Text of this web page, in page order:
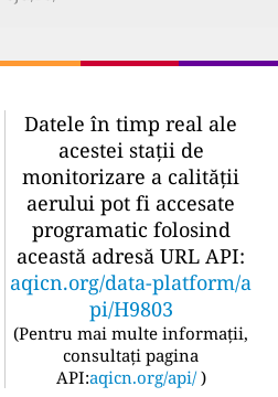
Datele în timp real ale
acestei stații de
monitorizare a calității
aerului pot fi accesate
programatic folosind
această adresă URL API:
aqicn.org/data-platform/a
pi/H9803
(Pentru mai multe informații,
consultați pagina
API:aqicn.org/api/ )